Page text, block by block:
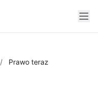
/ Prawo teraz